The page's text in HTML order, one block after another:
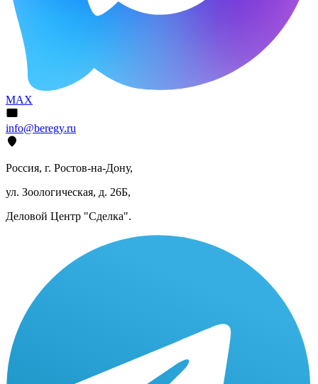
MAX
info@beregy.ru
Россия, г. Ростов-на-Дону,
ул. Зоологическая, д. 26Б,
Деловой Центр "Сделка".